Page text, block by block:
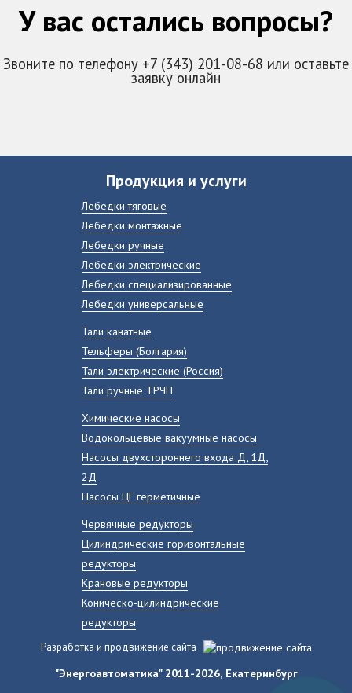
У вас остались вопросы?
Звоните по телефону +7 (343) 201-08-68 или оставьте
заявку онлайн
Продукция и услуги
Лебедки тяговые
Лебедки монтажные
Лебедки ручные
Лебедки электрические
Лебедки специализированные
Лебедки универсальные
Тали канатные
Тельферы (Болгария)
Тали электрические (Россия)
Тали ручные ТРЧП
Химические насосы
Водокольцевые вакуумные насосы
Насосы двухстороннего входа Д, 1Д,
2Д
Насосы ЦГ герметичные
Червячные редукторы
Цилиндрические горизонтальные
редукторы
Крановые редукторы
Коническо-цилиндрические
редукторы
Разработка и продвижение сайта
"Энергоавтоматика" 2011-2026, Екатеринбург